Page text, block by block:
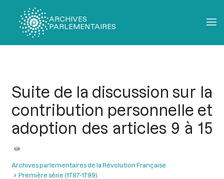
ARCHIVES
PARLEMENTAIRES
Suite de la discussion sur la
contribution personnelle et
adoption des articles 9 à 15
Archives parlementaires de la Révolution Française
Première série (1787-1799)